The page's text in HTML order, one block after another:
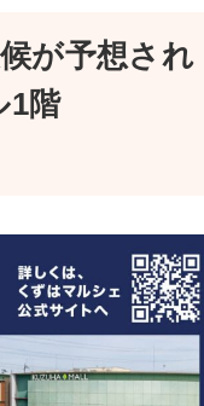
が予想され
1階